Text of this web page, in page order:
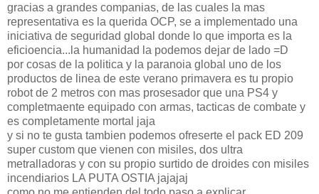
gracias a grandes companias, de las cuales la mas
representativa es la querida OCP, se a implementado una
iniciativa de seguridad global donde lo que importa es la
eficioencia...la humanidad la podemos dejar de lado =D
por cosas de la politica y la paranoia global uno de los
productos de linea de este verano primavera es tu propio
robot de 2 metros con mas prosesador que una PS4 y
completmaente equipado con armas, tacticas de combate y
es completamente mortal jaja
y si no te gusta tambien podemos ofreserte el pack ED 209
super custom que vienen con misiles, dos ultra
metralladoras y con su propio surtido de droides con misiles
incendiarios LA PUTA OSTIA jajajaj